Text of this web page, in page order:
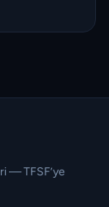
— TFSF’ye